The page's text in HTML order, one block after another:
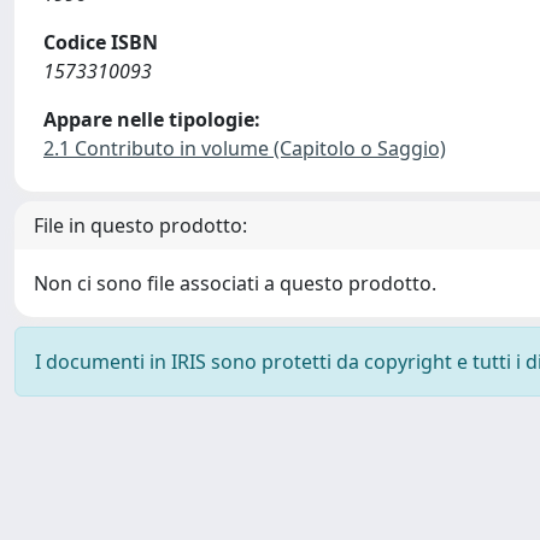
Codice ISBN
1573310093
Appare nelle tipologie:
2.1 Contributo in volume (Capitolo o Saggio)
File in questo prodotto:
Non ci sono file associati a questo prodotto.
I documenti in IRIS sono protetti da copyright e tutti i